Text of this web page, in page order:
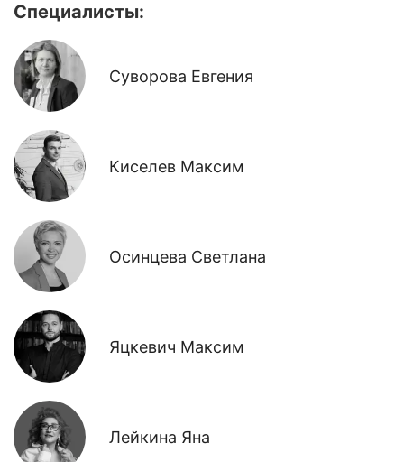
Специалисты:
Суворова Евгения
Киселев Максим
Осинцева Светлана
Яцкевич Максим
Лейкина Яна